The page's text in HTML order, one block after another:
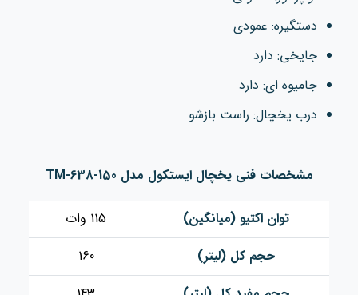
دستگیره: عمودی
جایخی: دارد
جامیوه ای: دارد
درب یخچال: راست‌ بازشو
مشخصات فنی یخچال ایستکول مدل TM-638-150
توان اکتیو (میانگین)
115 وات
حجم کل (لیتر)
160